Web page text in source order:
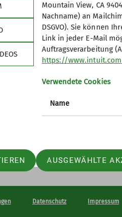
Mitglieder
Services
Datenschutz Impressum
Mountain View, CA
Nachname) an
DSGVO). Sie können
Link in jeder E-Mail
Auftragsverarbeitung
https://
Verwendete Cookies
Name
AUSGEWÄHLTE